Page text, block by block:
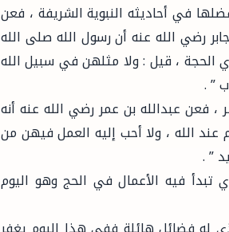
في أحاديثه النبوية الشريفة ، فعن
رضي الله عنه أن رسول الله صلى الله
الحجة ، قيل : ولا مثلهن في سبيل الله
” .
، فعن عبدالله بن عمر رضي الله عنه أنه
الله ، ولا أحب إليه العمل فيهن من
” .
تبدأ فيه الأعمال في الحج وهو اليوم